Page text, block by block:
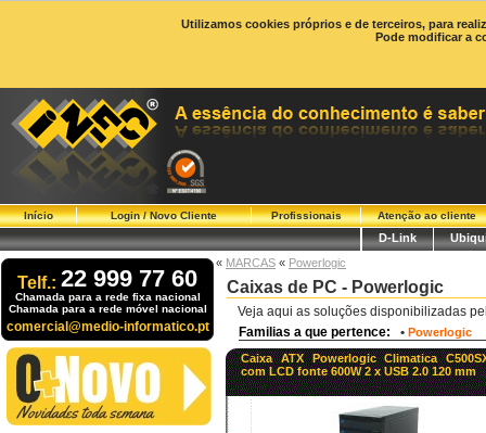
Utilizamos cookies próprios e de terceiros, para
Pode modificar a
Início Login / Novo Cliente Profissionais Atenção ao cliente
D-Link
Telf.: 22 999 77 60
Chamada para a rede fixa nacional
Chamada para a rede móvel nacional
comercial@medio-informatico.pt
« MARCAS « Powerlogic
Caixas de PC - Powerlogic
Veja aqui as soluções disponibilizadas
Familias a que pertence: • Powerlogic
Caixa ATX Powerlogic Climatica
com LCD fonte 600W 2 x USB 2.0 120 mm